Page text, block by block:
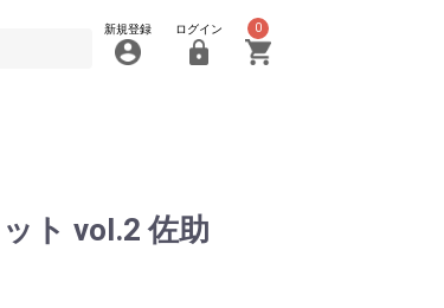
新規登録 ログイン 0
ト vol.2 佐助